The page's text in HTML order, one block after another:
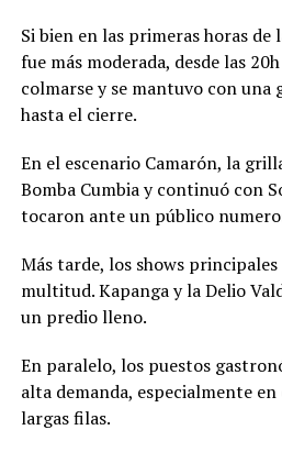
Si bien en las primeras horas
fue más moderada, desde las
colmarse y se mantuvo con una
hasta el cierre.
En el escenario Camarón, la
Bomba Cumbia y continuó con
tocaron ante un público
Más tarde, los shows
multitud. Kapanga y la Delio
un predio lleno.
En paralelo, los puestos
alta demanda, especialmente
largas filas.